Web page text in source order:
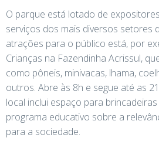
O parque está lotado de
serviços dos mais diversos setores
atrações para o público está, por
Crianças na Fazendinha Acrissul,
como pôneis, minivacas, lhama,
outros. Abre às 8h e segue até as
local inclui espaço para
programa educativo sobre a
para a sociedade.